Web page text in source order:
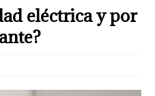
eléctrica y por